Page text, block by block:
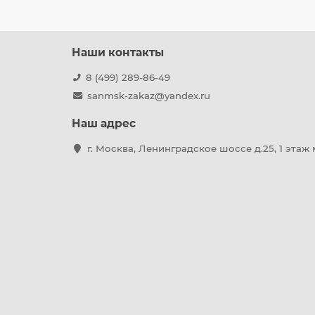
Наши контакты
8 (499) 289-86-49
sanmsk-zakaz@yandex.ru
Наш адрес
г. Москва, Ленинградское шоссе д.25, 1 этаж